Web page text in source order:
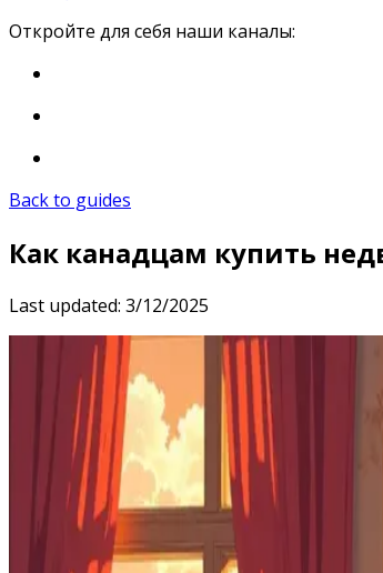
Откройте для себя наши каналы:
Back to guides
Как канадцам купить
Last updated: 3/12/2025